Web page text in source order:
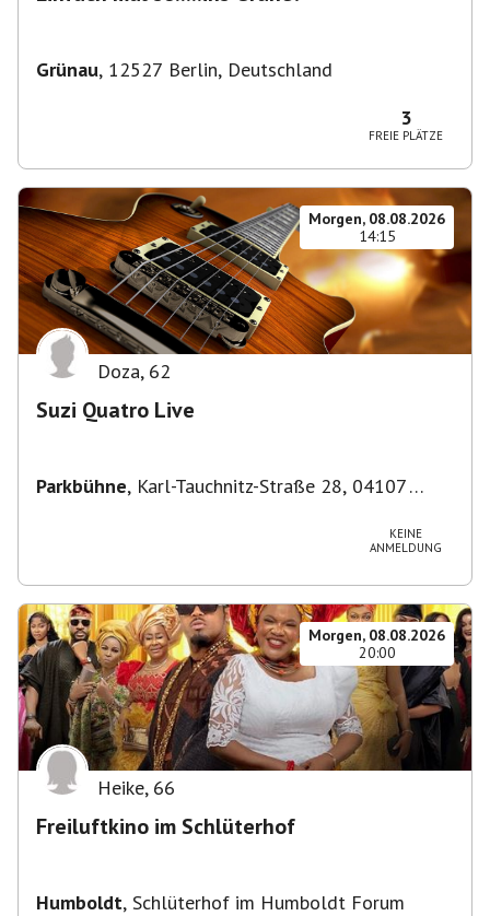
Grünau, 12527 Berlin, Deutschland
3
FREIE PLÄTZE
Morgen, 08.08.2026
14:15
Doza, 62
Suzi Quatro Live
Parkbühne, Karl-Tauchnitz-Straße 28, 04107
KEINE
ANMELDUNG
Morgen, 08.08.2026
20:00
Heike, 66
Freiluftkino im Schlüterhof
Humboldt, Schlüterhof im Humboldt Forum